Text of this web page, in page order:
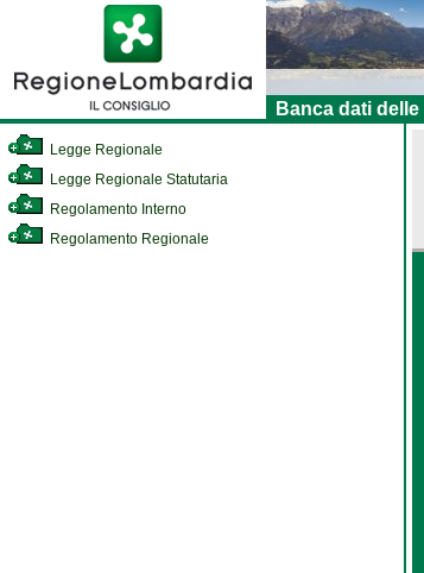
Banca dati
Legge Regionale
Legge Regionale Statutaria
Regolamento Interno
Regolamento Regionale